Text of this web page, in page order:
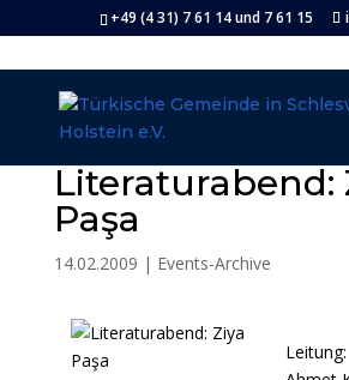
+49 (4 31) 7 61 14 und 7 61 15
Literaturabend:
Paşa
14.02.2009 | Events-Archive
Leitung: